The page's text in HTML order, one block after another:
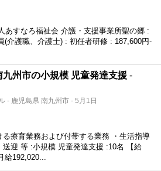
あすなろ福祉会 介護・支援事業所聖の郷 :
(介護職、介護士) : 初任者研修 : 187,600円-
九州市の小規模 児童発達支援 -
- 鹿児島県 南九州市 - 5月1日
る療育業務および付帯する業務 ・生活指導
迎 等 :小規模 児童発達支援 :10名 【給
192,020...